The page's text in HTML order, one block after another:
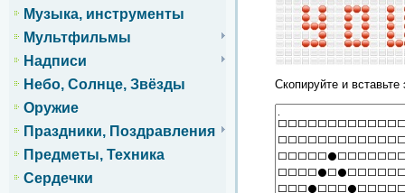
Музыка, инструменты
Мультфильмы
Надписи
Небо, Солнце, Звёзды
Оружие
Праздники, Поздравления
Предметы, Техника
Сердечки
Скопируйте и